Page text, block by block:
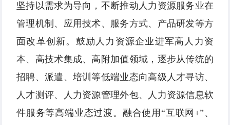
坚持以需求为导向，不断推动人力资源服务业在
管理机制、应用技术、服务方式、产品研发等方
面改革创新。鼓励人力资源企业进军高人力资
本、高技术集成、高附加值领域，逐步从传统的
招聘、派遣、培训等低端业态向高级人才寻访、
人才测评、人力资源管理外包、人力资源信息软
件服务等高端业态过渡。融合使用“互联网+”、